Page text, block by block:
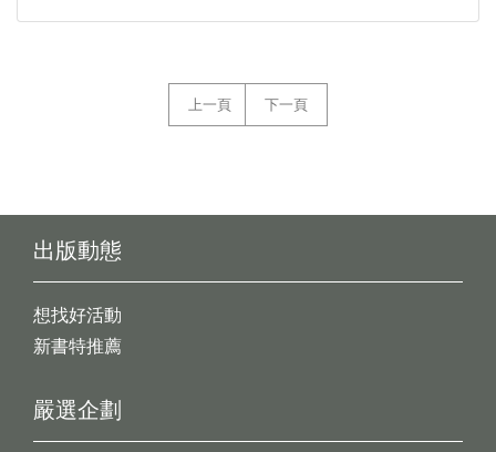
上一頁 下一頁
出版動態
想找好活動
新書特推薦
嚴選企劃